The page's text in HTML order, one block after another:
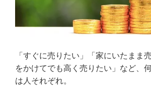
「すぐに売りたい」「家にいたまま
をかけてでも高く売りたい」など、
は人それぞれ。